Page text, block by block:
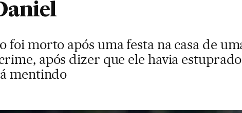
foi morto após uma festa na casa de
após dizer que ele havia
mentindo